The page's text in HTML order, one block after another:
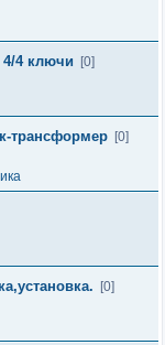
4/4 ключи
[0]
трансформер [0]
[0]